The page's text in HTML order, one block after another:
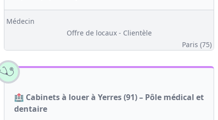
Médecin
Offre de locaux - Clientèle
Paris (75)
🏥 Cabinets à louer à Yerres (91) – Pôle médical et
dentaire